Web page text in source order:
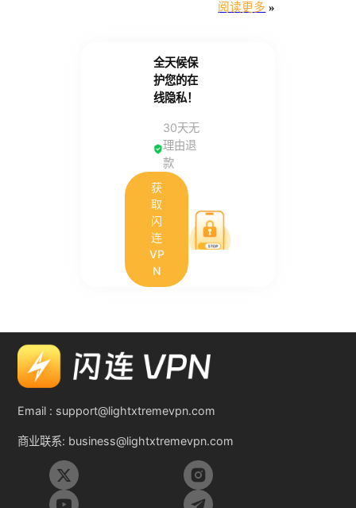
阅读更多 »
全天候保
护您的在
线隐私！
30天无
理由退
款
获
取
闪
连
VP
N
Email : support@lightxtremevpn.com
商业联系: business@lightxtremevpn.com